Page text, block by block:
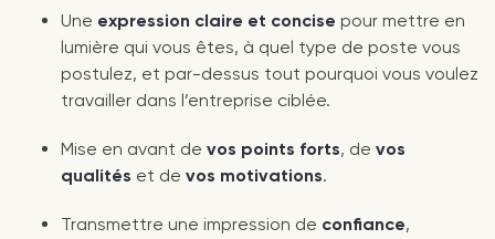
Une expression claire et concise pour mettre en
lumière qui vous êtes, à quel type de poste vous
postulez, et par-dessus tout pourquoi vous voulez
travailler dans l’entreprise ciblée.
Mise en avant de vos points forts, de vos
qualités et de vos motivations.
Transmettre une impression de confiance,